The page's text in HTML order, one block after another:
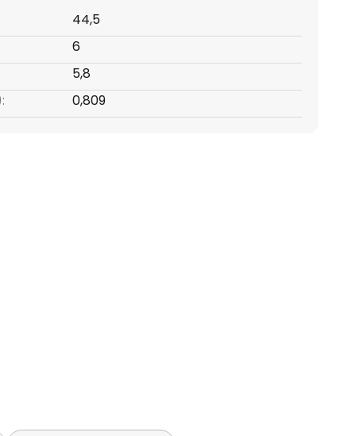
44,5
6
5,8
0,809